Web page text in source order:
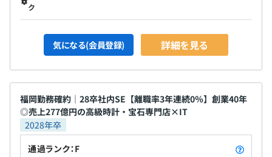
ク
気になる(会員登録) 詳細を見る
福岡勤務確約｜28卒社内SE【離職率3年連続0％】創業40年
◎売上277億円の高級時計・宝石専門店×IT
2028年卒
通過ランク：F